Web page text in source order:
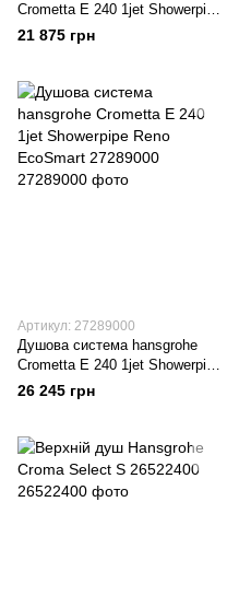
Crometta Е 240 1jet Showerpipe
з термостатом 27271000
21 875 грн
Артикул: 27289000
Душова система hansgrohe
Crometta E 240 1jet Showerpipe
Reno EcoSmart 27289000
26 245 грн